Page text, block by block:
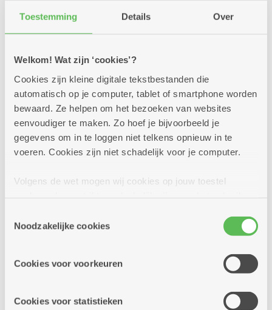
Toestemming Details Over
Welkom! Wat zijn ‘cookies’?
Cookies zijn kleine digitale tekstbestanden die
automatisch op je computer, tablet of smartphone worden
bewaard. Ze helpen om het bezoeken van websites
eenvoudiger te maken. Zo hoef je bijvoorbeeld je
gegevens om in te loggen niet telkens opnieuw in te
voeren. Cookies zijn niet schadelijk voor je computer.
Volgens de wet mogen wij cookies op jouw toestel
cookies hebben we jouw toestemming nodig. Sommige
cookies worden geplaatst door derde partijen die een
informatie over jouw (geanonimiseerd) gebruik van onze
partners kunnen deze gegevens combineren met andere
Noodzakelijke cookies
Cookies voor voorkeuren
Cookies voor statistieken
Aantal vrije plaatsen: 14
Inschrijven kan nog tot en met: 15-12-2026
Voor wie doe je deze aanvraag?
Voor iemand anders
Voor mezelf
Contactgegevens
Geboortedatum